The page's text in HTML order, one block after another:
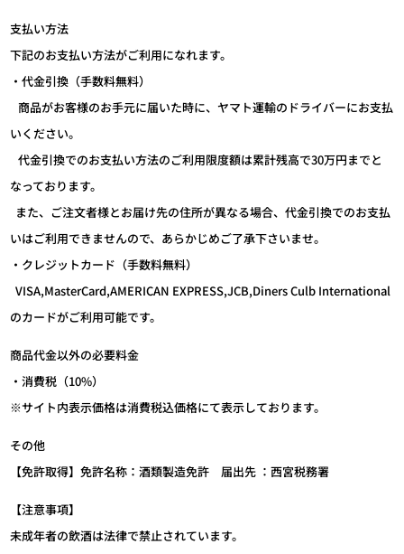
支払い方法
下記のお支払い方法がご利用になれます。
・代金引換（手数料無料）
商品がお客様のお手元に届いた時に、ヤマト運輸のドライバーにお支払
いください。
代金引換でのお支払い方法のご利用限度額は累計残高で30万円までと
なっております。
また、ご注文者様とお届け先の住所が異なる場合、代金引換でのお支払
いはご利用できませんので、あらかじめご了承下さいませ。
・クレジットカード（手数料無料）
VISA,MasterCard,AMERICAN EXPRESS,JCB,Diners Culb International
のカードがご利用可能です。
商品代金以外の必要料金
・消費税（10%）
※サイト内表示価格は消費税込価格にて表示しております。
その他
【免許取得】免許名称：酒類製造免許 届出先 ：西宮税務署
【注意事項】
未成年者の飲酒は法律で禁止されています。